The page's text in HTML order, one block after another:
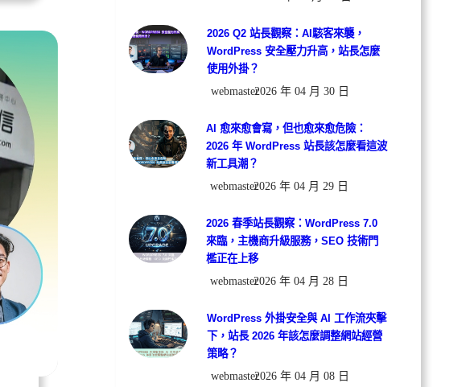
2026 Q2 站長觀察：AI駭客來襲，
WordPress 安全壓力升高，站長怎麼
使用外掛？
webmaster2026 年 04 月 30 日
AI 愈來愈會寫，但也愈來愈危險：
2026 年 WordPress 站長該怎麼看這波
新工具潮？
webmaster2026 年 04 月 29 日
2026 春季站長觀察：WordPress 7.0
來臨，主機商升級服務，SEO 技術門
檻正在上移
webmaster2026 年 04 月 28 日
WordPress 外掛安全與 AI 工作流夾擊
下，站長 2026 年該怎麼調整網站經營
策略？
webmaster2026 年 04 月 08 日